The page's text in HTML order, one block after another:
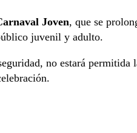
Joven, que se
juvenil y adulto.
no estará